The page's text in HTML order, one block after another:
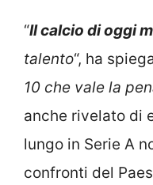
“Il calcio di oggi
talento“, ha
10 che vale la
anche rivelato di
lungo in Serie A
confronti del